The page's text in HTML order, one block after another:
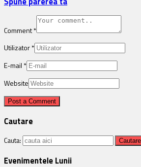
Comment*
Utilizator*
E-mail *
Website
Cautare
Cauta:
Evenimentele Lunii